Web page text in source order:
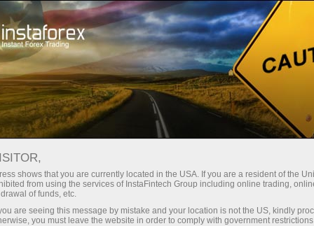
مع إنستا فوركس، يمكنك الوصول إلى
إلى 1:5000، وبعض من أفضل فروق
صغير الحجم
30% مكافأة
لكل إيداع
shows that you are currently located in the USA. If you are a resident of the
from using the services of InstaFintech Group including online trading,
of funds, etc.
are seeing this message by mistake and your location is not the US, kindly
you must leave the website in order to comply with government